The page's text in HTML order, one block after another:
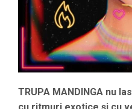
TRUPA MANDINGA nu